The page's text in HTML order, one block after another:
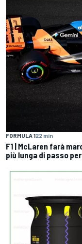
FORMULA 122 min
F1 | McLaren farà
più lunga di passo